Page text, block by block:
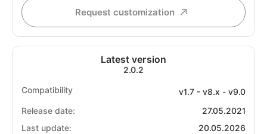
Request customization
Latest version
2.0.2
Compatibility
v1.7 - v8.x - v9.0
Release date:
27.05.2021
Last update:
20.05.2026